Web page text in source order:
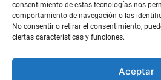
consentimiento de estas tecnologías nos
comportamiento de navegación o las
No consentir o retirar el consentimiento,
ciertas características y funciones.
Aceptar